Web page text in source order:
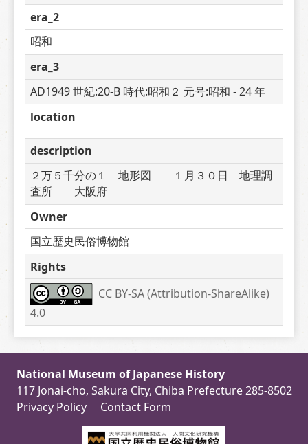
era_2
昭和
era_3
AD1949 世紀:20-B 時代:昭和２ 元号:昭和 - 24 年
location
description
２万５千分の１　地形図　　１月３０日　地理調
査所　　大阪府
Owner
国立歴史民俗博物館
Rights
CC BY-SA (Attribution-ShareAlike)
4.0
National Museum of Japanese History
117 Jonai-cho, Sakura City, Chiba Prefecture 285-8502
Privacy Policy
Contact Form